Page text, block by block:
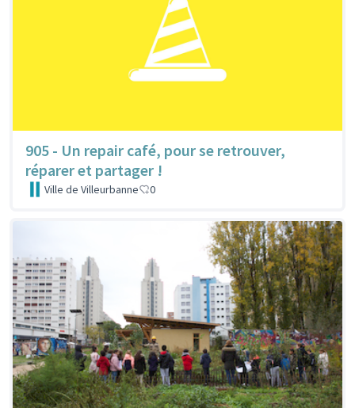
905 - Un repair café, pour se retrouver,
réparer et partager !
Ville de Villeurbanne 0